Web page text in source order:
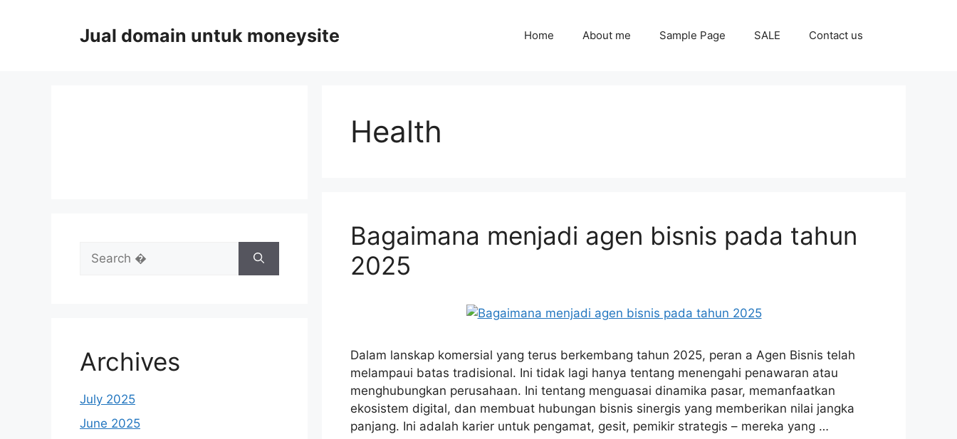
Jual domain untuk moneysite Home About me Sample Page SALE Contact us
Health
Bagaimana menjadi agen bisnis pada tahun
2025
Dalam lanskap komersial yang terus berkembang tahun 2025, peran a Agen Bisnis telah
melampaui batas tradisional. Ini tidak lagi hanya tentang menengahi penawaran atau
menghubungkan perusahaan. Ini tentang menguasai dinamika pasar, memanfaatkan
ekosistem digital, dan membuat hubungan bisnis sinergis yang memberikan nilai jangka
panjang. Ini adalah karier untuk pengamat, gesit, pemikir strategis – mereka yang …
Search
for:
Archives
July 2025
June 2025